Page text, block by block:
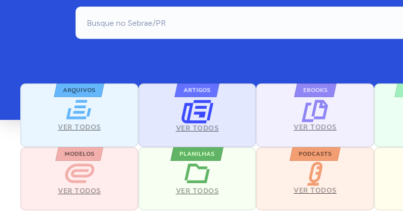
ARQUIVOS
VER TODOS
ARTIGOS
VER TODOS
EBOOKS
VER TODOS
MODELOS
VER TODOS
PLANILHAS
VER TODOS
PODCASTS
VER TODOS